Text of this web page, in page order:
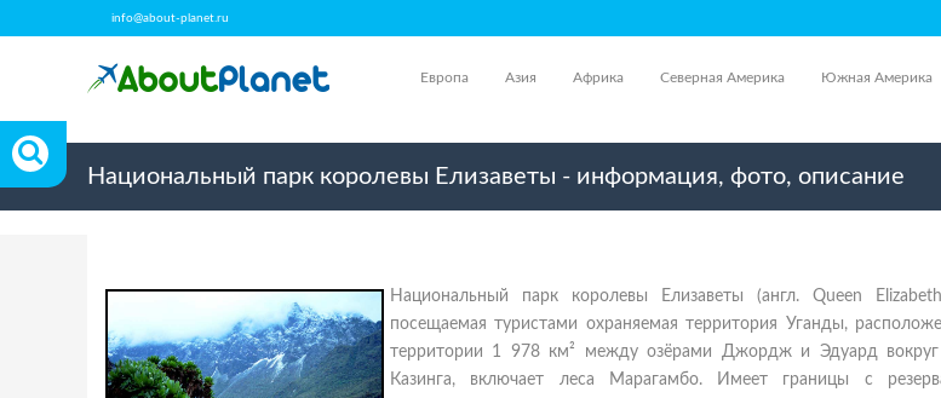
info@about-planet.ru
Европа Азия Африка Северная Америка Южная Америка
Национальный парк королевы Елизаветы - информация, фото, описание
Национальный парк королевы Елизаветы (англ. Queen
посещаемая туристами охраняемая территория Уганды,
территории 1 978 км² между озёрами Джордж и Эдуард вокруг
Казинга, включает леса Марагамбо. Имеет границы с